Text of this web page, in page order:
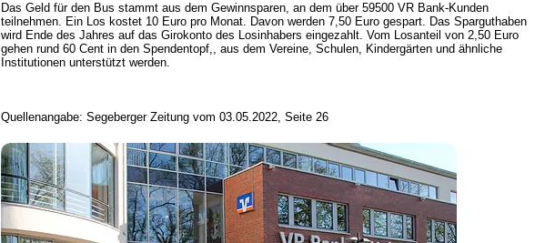
Das Geld für den Bus stammt aus dem Gewinnsparen, an dem über 59500 VR Bank-Kunden
teilnehmen. Ein Los kostet 10 Euro pro Monat. Davon werden 7,50 Euro gespart. Das Sparguthaben
wird Ende des Jahres auf das Girokonto des Losinhabers eingezahlt. Vom Losanteil von 2,50 Euro
gehen rund 60 Cent in den Spendentopf,, aus dem Vereine, Schulen, Kindergärten und ähnliche
Institutionen unterstützt werden.
Quellenangabe: Segeberger Zeitung vom 03.05.2022, Seite 26